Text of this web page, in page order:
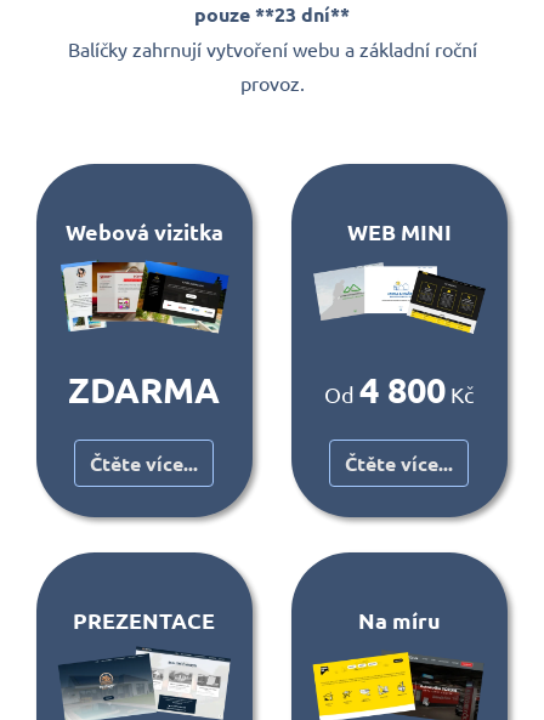
pouze **23 dní**
Balíčky zahrnují vytvoření webu a základní roční
provoz.
Webová vizitka
ZDARMA
Čtěte více...
WEB MINI
Od4 800 Kč
Čtěte více...
PREZENTACE Na míru